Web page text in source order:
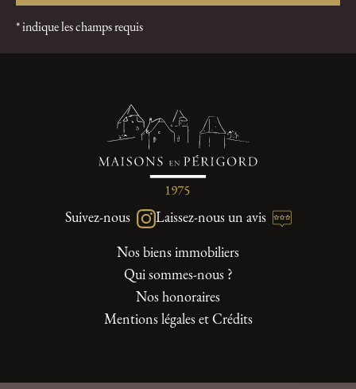
* indique les champs requis
Suivez-nous Laissez-nous un avis
Nos biens immobiliers
Qui sommes-nous ?
Nos honoraires
Mentions légales et Crédits